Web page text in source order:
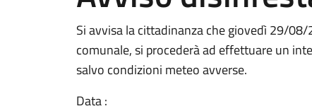
Si avvisa la cittadinanza che giovedì 29/
comunale, si procederà ad effettuare un
salvo condizioni meteo avverse.
Data :